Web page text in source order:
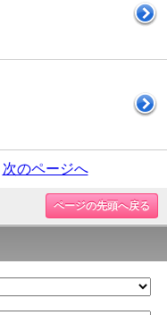
次のページへ
ページの先頭へ戻る